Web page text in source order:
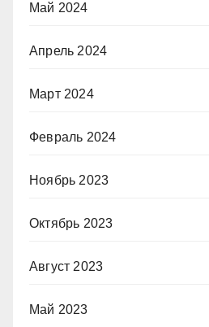
Май 2024
Апрель 2024
Март 2024
Февраль 2024
Ноябрь 2023
Октябрь 2023
Август 2023
Май 2023